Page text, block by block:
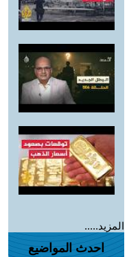
المزيد.....
احدث المواضيع